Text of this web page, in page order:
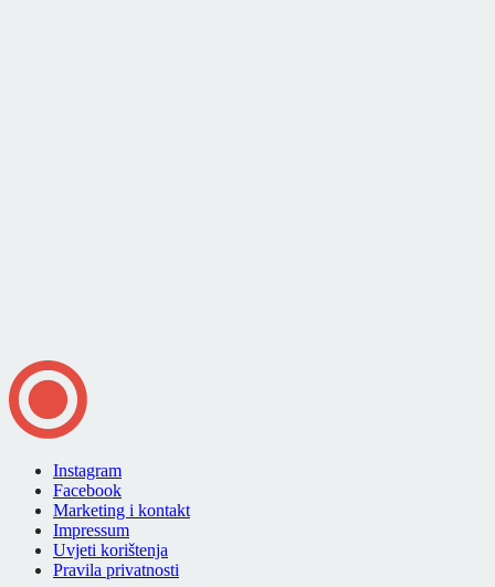
Instagram
Facebook
Marketing i kontakt
Impressum
Uvjeti korištenja
Pravila privatnosti